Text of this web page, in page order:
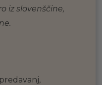
iz slovenščine,